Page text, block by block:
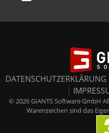
DATENSCHUTZERKLÄRUNG
|
© 2026 GIANTS Software GmbH
Warenzeichen sind das